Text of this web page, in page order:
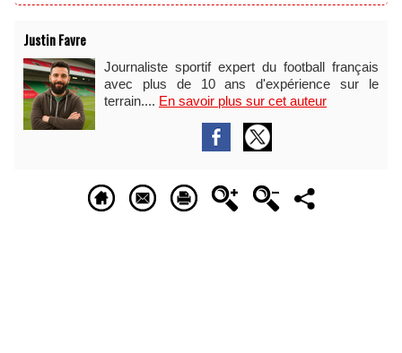
Justin Favre
Journaliste sportif expert du football français
avec plus de 10 ans d'expérience sur le
terrain.... En savoir plus sur cet auteur